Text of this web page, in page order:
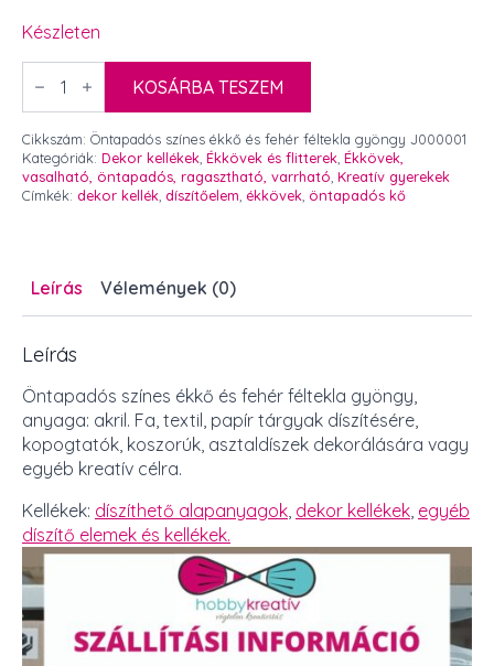
Készleten
Öntapadós
színes
fehér
féltekla
gyöngy
mennyiség
KOSÁRBA TESZEM
Cikkszám: Öntapadós színes ékkő és fehér féltekla gyöngy J000001
Kategóriák: Dekor kellékek Ékkövek és flitterek Ékkövek,
vasalható, öntapadós, ragasztható, varrható Kreatív gyerekek
Címkék: dekor kellék díszítőelem ékkövek öntapadós kő
Leírás Vélemények (0)
Leírás
Öntapadós színes ékkő és fehér féltekla gyöngy,
anyaga: akril. Fa, textil, papír tárgyak díszítésére,
kopogtatók, koszorúk, asztaldíszek dekorálására vagy
egyéb kreatív célra.
Kellékek: díszíthető alapanyagok, dekor kellékek, egyéb
díszítő elemek és kellékek.